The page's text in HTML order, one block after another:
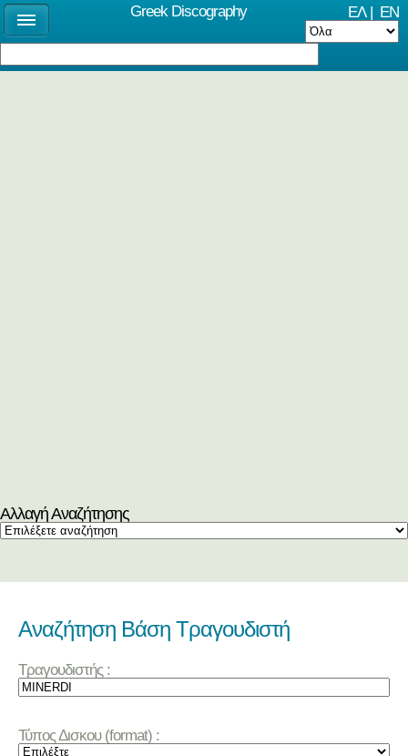
ΕΛ| EN
Αλλαγή Αναζήτησης
Αναζήτηση Βάση Τραγουδιστή
Τραγουδιστής :
Τύπος Δισκου (format) :
Greek Discography